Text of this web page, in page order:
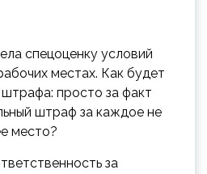
спецоценку условий
местах. Как будет
просто за факт
штраф за каждое не
место?
за